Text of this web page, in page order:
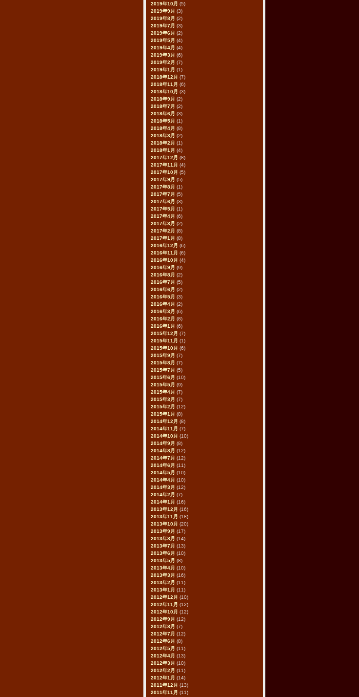
2019年10月 (5)
2019年9月 (3)
2019年8月 (2)
2019年7月 (3)
2019年6月 (2)
2019年5月 (4)
2019年4月 (4)
2019年3月 (6)
2019年2月 (7)
2019年1月 (1)
2018年12月 (7)
2018年11月 (6)
2018年10月 (3)
2018年9月 (2)
2018年7月 (2)
2018年6月 (3)
2018年5月 (1)
2018年4月 (8)
2018年3月 (2)
2018年2月 (1)
2018年1月 (4)
2017年12月 (8)
2017年11月 (4)
2017年10月 (5)
2017年9月 (5)
2017年8月 (1)
2017年7月 (5)
2017年6月 (3)
2017年5月 (1)
2017年4月 (6)
2017年3月 (2)
2017年2月 (8)
2017年1月 (8)
2016年12月 (6)
2016年11月 (6)
2016年10月 (4)
2016年9月 (9)
2016年8月 (2)
2016年7月 (5)
2016年6月 (2)
2016年5月 (3)
2016年4月 (2)
2016年3月 (6)
2016年2月 (8)
2016年1月 (6)
2015年12月 (7)
2015年11月 (1)
2015年10月 (6)
2015年9月 (7)
2015年8月 (7)
2015年7月 (5)
2015年6月 (10)
2015年5月 (9)
2015年4月 (7)
2015年3月 (7)
2015年2月 (12)
2015年1月 (8)
2014年12月 (8)
2014年11月 (7)
2014年10月 (10)
2014年9月 (8)
2014年8月 (12)
2014年7月 (12)
2014年6月 (11)
2014年5月 (10)
2014年4月 (10)
2014年3月 (12)
2014年2月 (7)
2014年1月 (16)
2013年12月 (16)
2013年11月 (18)
2013年10月 (20)
2013年9月 (17)
2013年8月 (14)
2013年7月 (13)
2013年6月 (10)
2013年5月 (8)
2013年4月 (10)
2013年3月 (16)
2013年2月 (11)
2013年1月 (11)
2012年12月 (10)
2012年11月 (12)
2012年10月 (12)
2012年9月 (12)
2012年8月 (7)
2012年7月 (12)
2012年6月 (8)
2012年5月 (11)
2012年4月 (13)
2012年3月 (10)
2012年2月 (11)
2012年1月 (14)
2011年12月 (13)
2011年11月 (11)